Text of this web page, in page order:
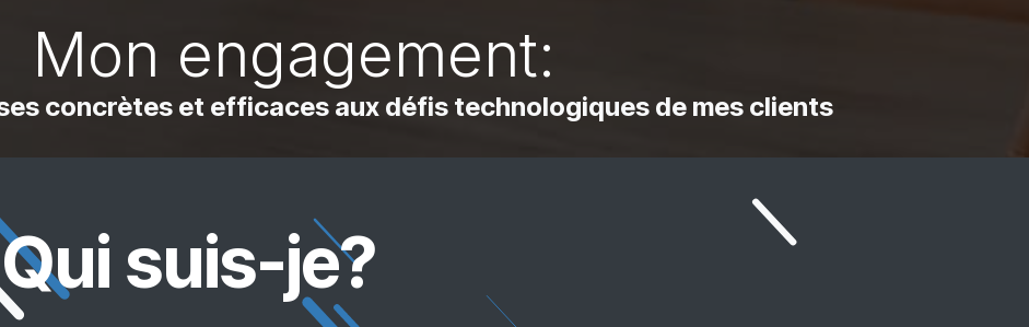
Mon engagement:
concrètes et efficaces aux défis technologiques de mes clients
Qui suis-je?